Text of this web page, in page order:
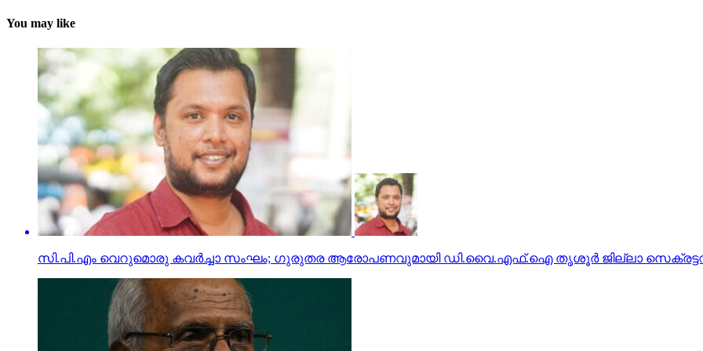
You may like
സി.പി.എം വെറുമൊരു കവര്‍ച്ചാ സംഘം; ഗുരുതര ആരോപണവുമായി ഡി.വൈ.എഫ്.ഐ തൃശൂര്‍ ജില്ലാ